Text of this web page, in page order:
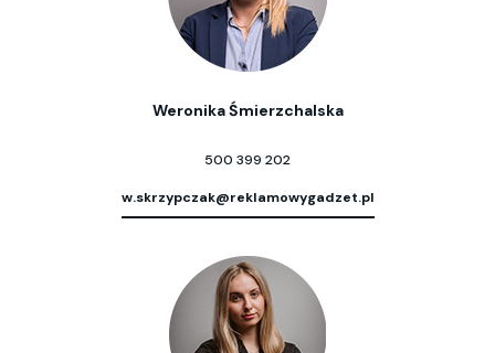
Weronika Śmierzchalska
500 399 202
w.skrzypczak@reklamowygadzet.pl